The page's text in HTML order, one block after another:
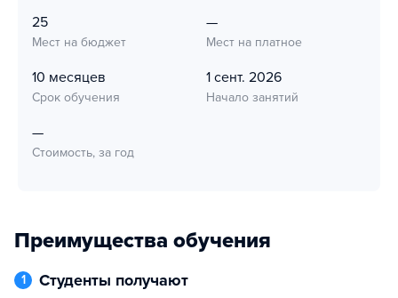
25
Мест на бюджет
—
Мест на платное
10 месяцев
Срок обучения
1 сент. 2026
Начало занятий
—
Стоимость, за год
Преимущества обучения
1 Студенты получают